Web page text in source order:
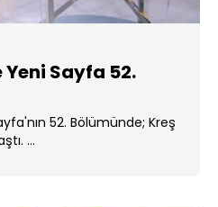
Sayfa 52.
52. Bölümünde; Kreş
...